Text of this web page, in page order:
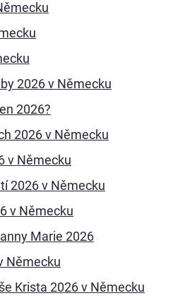
2026 v Německu
2026?
2026 v Německu
v Německu
2026 v Německu
v Německu
Marie 2026
Německu
Krista 2026 v Německu